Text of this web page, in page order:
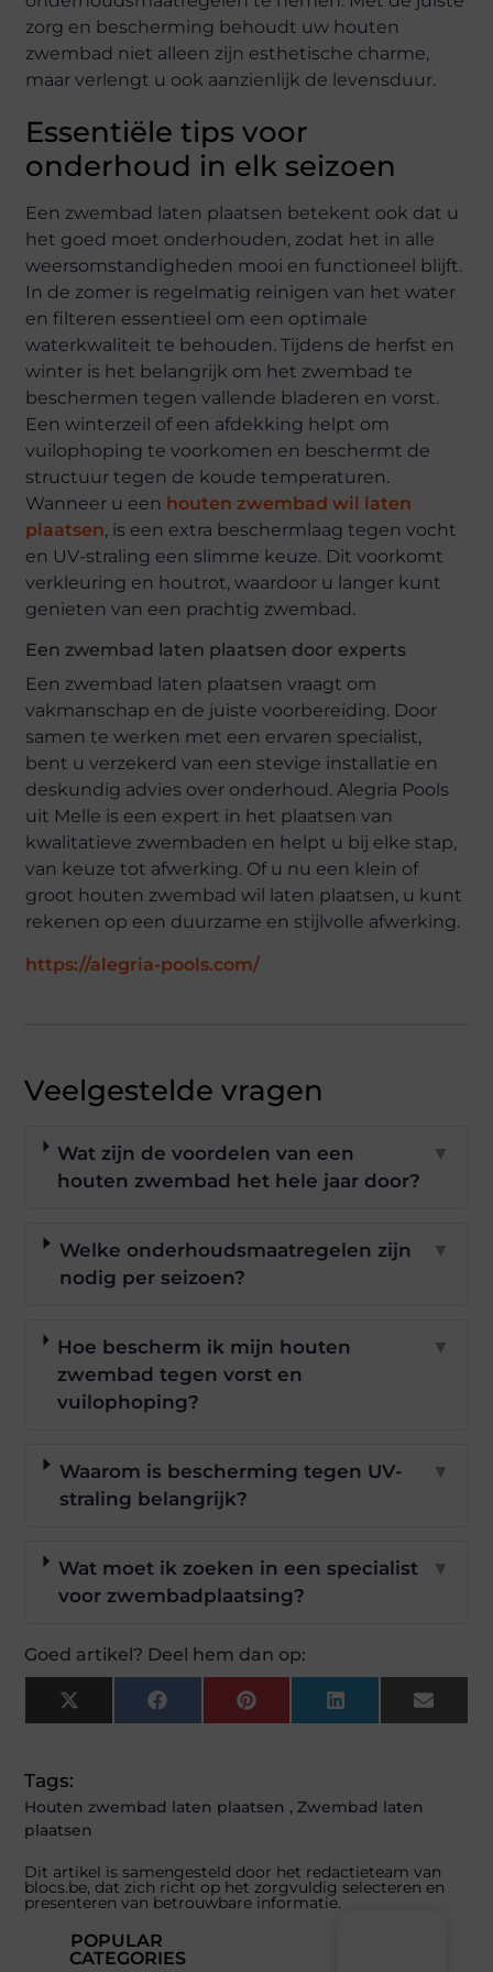
zorg en bescherming behoudt uw houten
zwembad niet alleen zijn esthetische charme,
maar verlengt u ook aanzienlijk de levensduur.
Essentiële tips voor
onderhoud in elk seizoen
Een zwembad laten plaatsen betekent ook dat u
het goed moet onderhouden, zodat het in alle
weersomstandigheden mooi en functioneel blijft.
In de zomer is regelmatig reinigen van het water
en filteren essentieel om een optimale
waterkwaliteit te behouden. Tijdens de herfst en
winter is het belangrijk om het zwembad te
beschermen tegen vallende bladeren en vorst.
Een winterzeil of een afdekking helpt om
vuilophoping te voorkomen en beschermt de
structuur tegen de koude temperaturen.
Wanneer u een houten zwembad wil laten
plaatsen, is een extra beschermlaag tegen vocht
en UV-straling een slimme keuze. Dit voorkomt
verkleuring en houtrot, waardoor u langer kunt
genieten van een prachtig zwembad.
Een zwembad laten plaatsen door experts
Een zwembad laten plaatsen vraagt om
vakmanschap en de juiste voorbereiding. Door
samen te werken met een ervaren specialist,
bent u verzekerd van een stevige installatie en
deskundig advies over onderhoud. Alegria Pools
uit Melle is een expert in het plaatsen van
kwalitatieve zwembaden en helpt u bij elke stap,
van keuze tot afwerking. Of u nu een klein of
groot houten zwembad wil laten plaatsen, u kunt
rekenen op een duurzame en stijlvolle afwerking.
https://alegria-pools.com/
Veelgestelde vragen
Wat zijn de voordelen van een
houten zwembad het hele jaar door?
▼
Welke onderhoudsmaatregelen zijn
nodig per seizoen?
▼
Hoe bescherm ik mijn houten
zwembad tegen vorst en
vuilophoping?
▼
Waarom is bescherming tegen UV-
straling belangrijk?
▼
Wat moet ik zoeken in een specialist
voor zwembadplaatsing?
▼
Goed artikel? Deel hem dan op:
X
(Twitter)
FacebookPinterestLinkedInEmail
Tags:
Houten zwembad laten plaatsen ,Zwembad laten
plaatsen
Dit artikel is samengesteld door het redactieteam van
blocs.be, dat zich richt op het zorgvuldig selecteren en
presenteren van betrouwbare informatie.
POPULAR
CATEGORIES